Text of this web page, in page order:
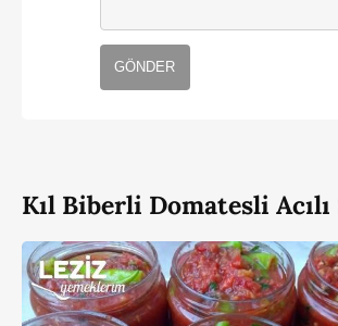
GÖNDER
Kıl Biberli Domatesli Acılı